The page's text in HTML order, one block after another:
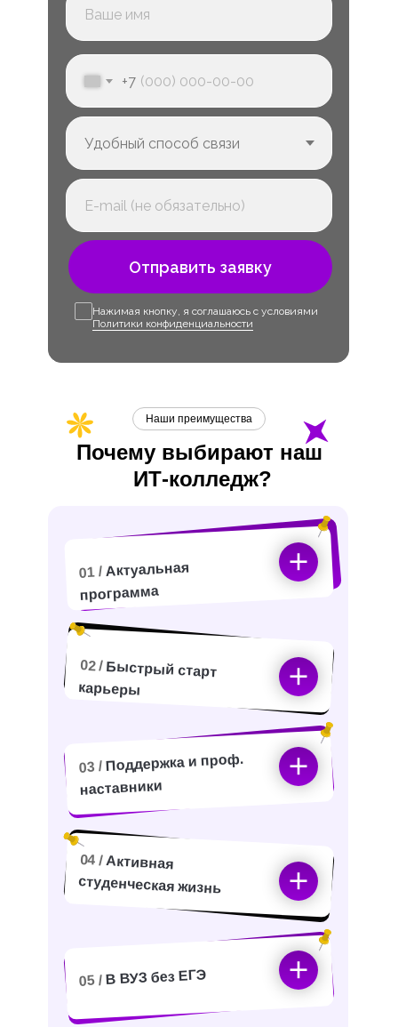
+7
Отправить заявку
Нажимая кнопку, я соглашаюсь с условиями
Политики конфиденциальности
Почему выбирают наш
ИТ-колледж?
Наши преимущества
01 / Актуальная
программа
02 / Быстрый старт
карьеры
04 /Активная
студенческая жизнь
05 / В ВУЗ без ЕГЭ
03 / Поддержка и проф.
наставники